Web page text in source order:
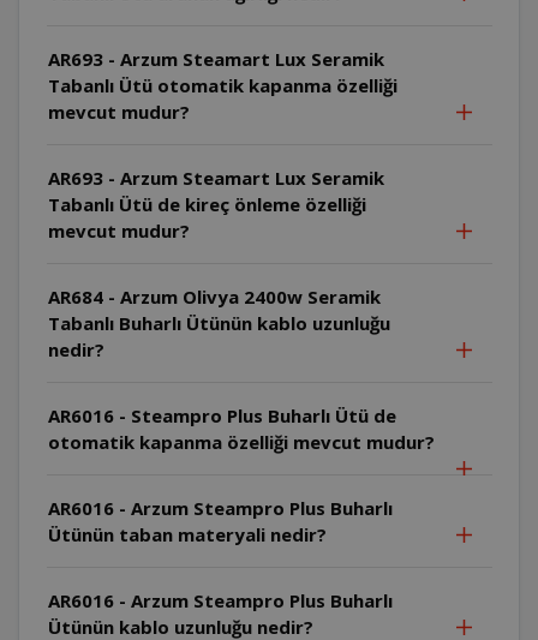
AR693 - Arzum Steamart Lux Seramik
Tabanlı Ütü otomatik kapanma özelliği
mevcut mudur?
AR693 - Arzum Steamart Lux Seramik
Tabanlı Ütü de kireç önleme özelliği
mevcut mudur?
AR684 - Arzum Olivya 2400w Seramik
Tabanlı Buharlı Ütünün kablo uzunluğu
nedir?
AR6016 - Steampro Plus Buharlı Ütü de
otomatik kapanma özelliği mevcut mudur?
AR6016 - Arzum Steampro Plus Buharlı
Ütünün taban materyali nedir?
AR6016 - Arzum Steampro Plus Buharlı
Ütünün kablo uzunluğu nedir?